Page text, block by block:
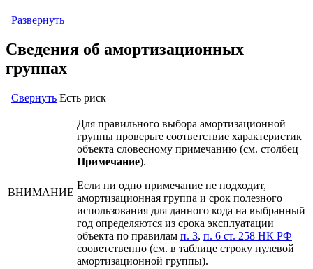
Развернуть
Сведения об амортизационных
группах
Свернуть Есть риск
ВНИМАНИЕ
Для правильного выбора амортизационной
группы проверьте соответствие характеристик
объекта словесному примечанию (см. столбец
Примечание).
Если ни одно примечание не подходит,
амортизационная группа и срок полезного
использования для данного кода на выбранный
год определяются из срока эксплуатации
объекта по правилам п. 3, п. 6 ст. 258 НК РФ
сооветственно (см. в таблице строку нулевой
амортизационной группы).